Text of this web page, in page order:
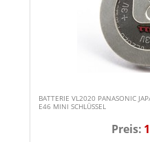
BATTERIE VL2020 PANASONIC
E46 MINI SCHLÜSSEL
Preis: